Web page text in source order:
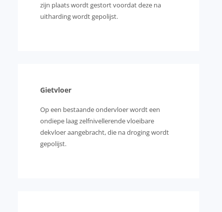
zijn plaats wordt gestort voordat deze na
uitharding wordt gepolijst.
Gietvloer
Op een bestaande ondervloer wordt een
ondiepe laag zelfnivellerende vloeibare
dekvloer aangebracht, die na droging wordt
gepolijst.